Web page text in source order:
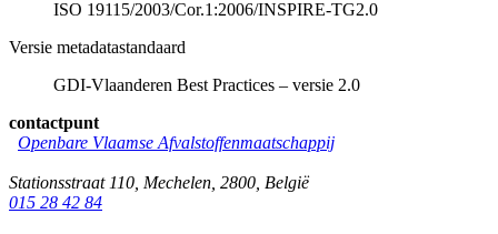
ISO 19115/2003/Cor.1:2006/INSPIRE-TG2.0
Versie metadatastandaard
GDI-Vlaanderen Best Practices – versie 2.0
contactpunt
Openbare Vlaamse Afvalstoffenmaatschappij
Stationsstraat 110 Mechelen 2800 België
015 28 42 84